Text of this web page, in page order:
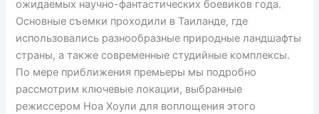
ожидаемых научно-фантастических боевиков года.
Основные съемки проходили в Таиланде, где
использовались разнообразные природные ландшафты
страны, а также современные студийные комплексы.
По мере приближения премьеры мы подробно
рассмотрим ключевые локации, выбранные
режиссером Ноа Хоули для воплощения этого